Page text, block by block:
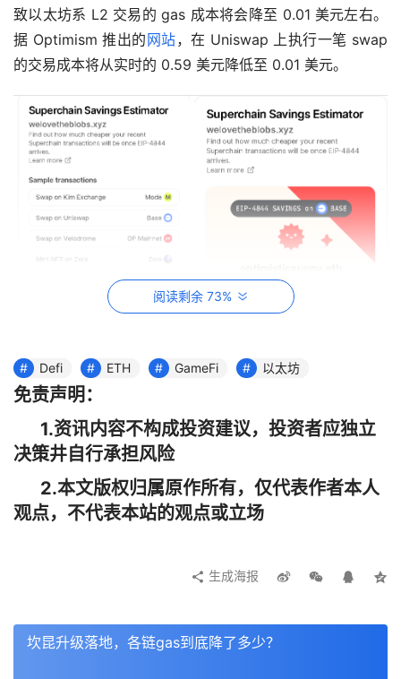
致以太坊系 L2 交易的 gas 成本将会降至 0.01 美元左右。
据 Optimism 推出的 网站，在 Uniswap 上执行一笔 swap
的交易成本将从实时的 0.59 美元降低至 0.01 美元。
大盘轮动到以太坊和山寨
据链上分析师 @0xCryptoChan，比特币价格在持续走高
之际，链上持币大于 155 天的 BTC 持有者持币总量占
在 Decun 升级和以太坊 ETF 双重预期加持下，以太坊从
阅读剩余 73%
Defi ETH GameFi 以太坊
免责声明：
1.资讯内容不构成投资建议，投资者应独立
决策井自行承担风险
2.本文版权归属原作所有，仅代表作者本人
观点，不代表本站的观点或立场
生成海报
坎昆升级落地，各链gas到底降了多少？